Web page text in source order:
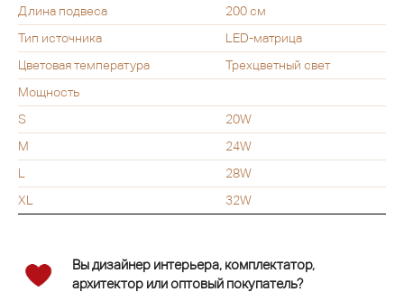
Длина подвеса
200 см
Тип источника
LED-матрица
Цветовая температура
Трехцветный свет
Мощность
S
20W
M
24W
L
28W
XL
32W
Вы дизайнер интерьера, комплектатор,
архитектор или оптовый покупатель?